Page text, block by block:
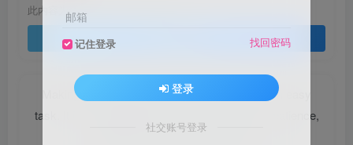
此内容为免费资源，请登录后查看
Making the absolute best of ourselves is not an easy
task. It is a pleasurable pursuit...but it requires patience,
persistence, and perseverance.
邮箱
记住登录 找回密码
登录
社交账号登录